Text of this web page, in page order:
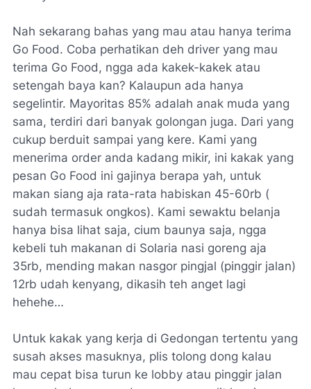
Nah sekarang bahas yang mau atau hanya terima
Go Food. Coba perhatikan deh driver yang mau
terima Go Food, ngga ada kakek-kakek atau
setengah baya kan? Kalaupun ada hanya
segelintir. Mayoritas 85% adalah anak muda yang
sama, terdiri dari banyak golongan juga. Dari yang
cukup berduit sampai yang kere. Kami yang
menerima order anda kadang mikir, ini kakak yang
pesan Go Food ini gajinya berapa yah, untuk
makan siang aja rata-rata habiskan 45-60rb (
sudah termasuk ongkos). Kami sewaktu belanja
hanya bisa lihat saja, cium baunya saja, ngga
kebeli tuh makanan di Solaria nasi goreng aja
35rb, mending makan nasgor pingjal (pinggir jalan)
12rb udah kenyang, dikasih teh anget lagi
hehehe…
Untuk kakak yang kerja di Gedongan tertentu yang
susah akses masuknya, plis tolong dong kalau
mau cepat bisa turun ke lobby atau pinggir jalan